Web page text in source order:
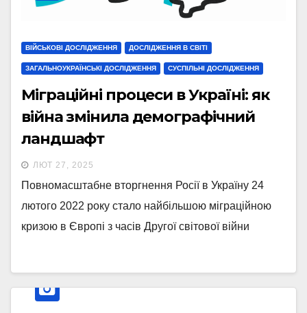
ВІЙСЬКОВІ ДОСЛІДЖЕННЯ ДОСЛІДЖЕННЯ В СВІТІ
ЗАГАЛЬНОУКРАЇНСЬКІ ДОСЛІДЖЕННЯ СУСПІЛЬНІ ДОСЛІДЖЕННЯ
Міграційні процеси в Україні: як
війна змінила демографічний
ландшафт
ЛЮТ 27, 2025
Повномасштабне вторгнення Росії в Україну 24
лютого 2022 року стало найбільшою міграційною
кризою в Європі з часів Другої світової війни